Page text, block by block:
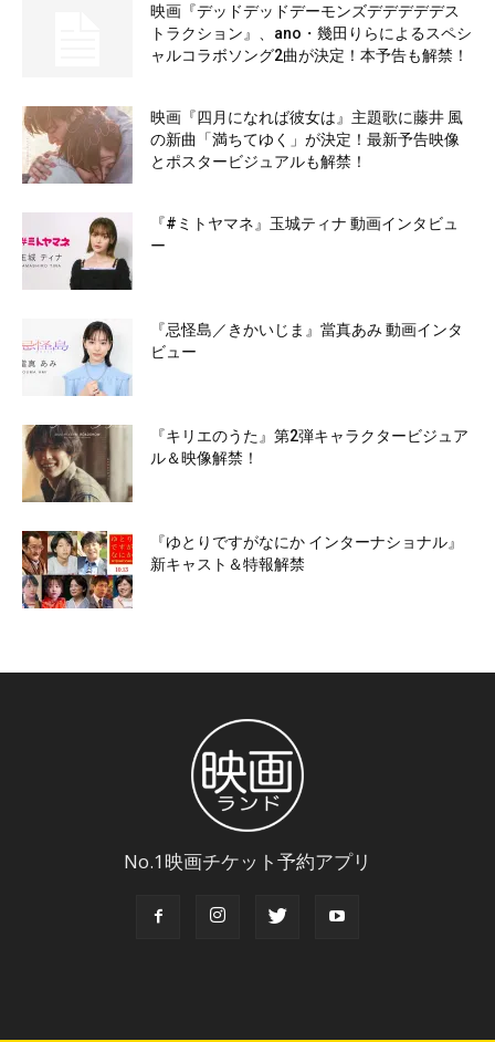
映画『デッドデッドデーモンズデデデデデス
トラクション』、ano・幾田りらによるスペシ
ャルコラボソング2曲が決定！本予告も解禁！
映画『四月になれば彼女は』主題歌に藤井 風
の新曲「満ちてゆく」が決定！最新予告映像
とポスタービジュアルも解禁！
『#ミトヤマネ』玉城ティナ 動画インタビュ
ー
『忌怪島／きかいじま』當真あみ 動画インタ
ビュー
『キリエのうた』第2弾キャラクタービジュア
ル＆映像解禁！
『ゆとりですがなにか インターナショナル』
新キャスト＆特報解禁
No.1映画チケット予約アプリ